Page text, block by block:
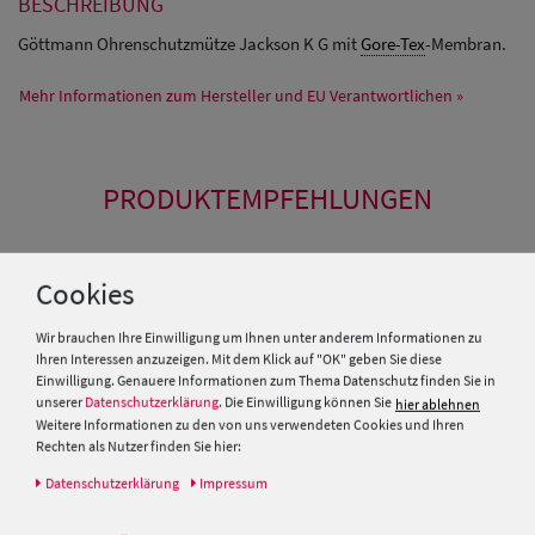
Göttmann Ohrenschutzmütze Jackson K G mit Gore-Tex-Membran.
Mehr Informationen zum Hersteller und EU Verantwortlichen »
PRODUKTEMPFEHLUNGEN
Cookies
Wir brauchen Ihre Einwilligung um Ihnen unter anderem Informationen zu
Ihren Interessen anzuzeigen. Mit dem Klick auf "OK" geben Sie diese
Einwilligung. Genauere Informationen zum Thema Datenschutz finden Sie in
unsererDatenschutzerklärung. Die Einwilligung können Sie hier ablehnen
Weitere Informationen zu den von uns verwendeten Cookies und Ihren
Rechten als Nutzer finden Sie hier:
Daten­schutz­erklärung Impressum